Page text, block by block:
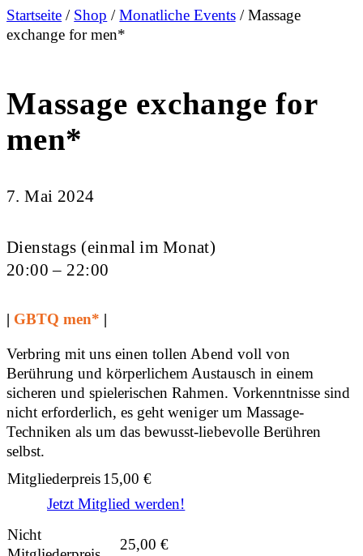
Startseite / Shop /Monatliche Events/ Massage
exchange for men*
Massage exchange for
men*
7. Mai 2024
Dienstags (einmal im Monat)
20:00 – 22:00
| GBTQ men* |
Verbring mit uns einen tollen Abend voll von
Berührung und körperlichem Austausch in einem
sicheren und spielerischen Rahmen. Vorkenntnisse sind
nicht erforderlich, es geht weniger um Massage-
Techniken als um das bewusst-liebevolle Berühren
selbst.
Mitgliederpreis15,00€
Jetzt Mitglied werden!
Nicht
25,00€